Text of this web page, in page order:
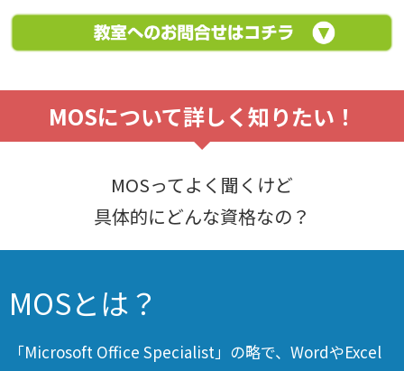
MOSについて詳しく知りたい！
MOSってよく聞くけど
具体的にどんな資格なの？
MOSとは？
「Microsoft Office Specialist」の略で、WordやExcel